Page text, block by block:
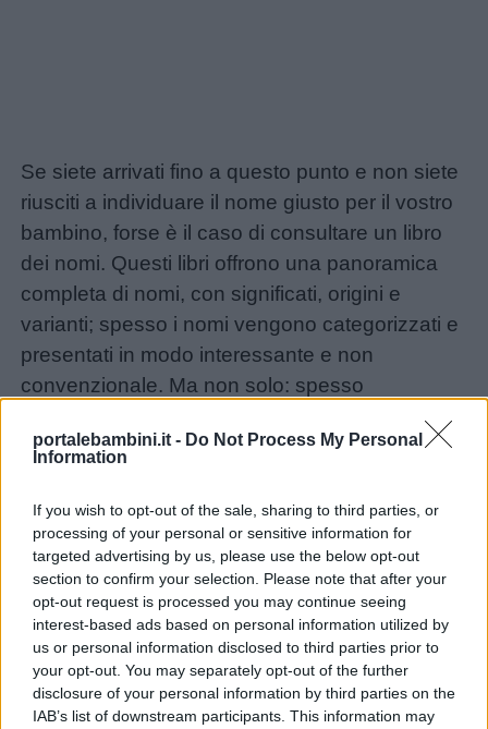
portalebambini.it - Do Not Process My Personal
Information
If you wish to opt-out of the sale, sharing to third parties, or
processing of your personal or sensitive information for
targeted advertising by us, please use the below opt-out
section to confirm your selection. Please note that after your
opt-out request is processed you may continue seeing
interest-based ads based on personal information utilized by
us or personal information disclosed to third parties prior to
your opt-out. You may separately opt-out of the further
disclosure of your personal information by third parties on the
IAB’s list of downstream participants. This information may
Se siete arrivati fino a questo punto e non siete
riusciti a individuare il nome giusto per il vostro
bambino, forse è il caso di consultare un libro
dei nomi. Questi libri offrono una panoramica
completa di nomi, con significati, origini e
varianti; spesso i nomi vengono categorizzati e
presentati in modo interessante e non
convenzionale. Ma non solo: spesso
contengono riflessioni di educatori, psicologi e
pedagogisti utili per guidare i neo-genitori nel